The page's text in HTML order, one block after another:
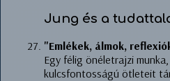
Jung és a
"Emlékek, álmok,
Egy félig önéletrajzi
kulcsfontosságú ötleteit